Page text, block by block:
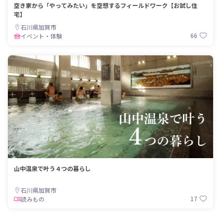
空き家から「やってみたい」を空想するフィールドワーク【お試し住
宅】
石川県加賀市
イベント・体験
66
山中温泉で叶う４つの暮らし
石川県加賀市
読みもの
17